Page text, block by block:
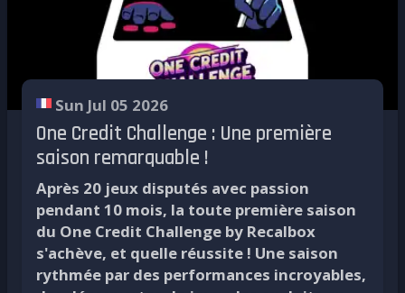
Sun Jul 05 2026
One Credit Challenge : Une première
saison remarquable !
Après 20 jeux disputés avec passion
pendant 10 mois, la toute première saison
du One Credit Challenge by Recalbox
s'achève, et quelle réussite ! Une saison
rythmée par des performances incroyables,